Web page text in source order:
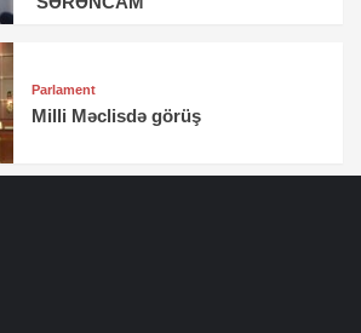
Parlament
Milli Məclisdə görüş